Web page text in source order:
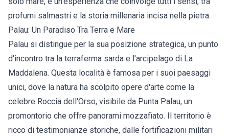
profumi salmastri e la storia millenaria incisa nella pietra.
Palau: Un Paradiso Tra Terra e Mare
Palau si distingue per la sua posizione strategica, un punto
d'incontro tra la terraferma sarda e l'arcipelago di La
Maddalena. Questa località è famosa per i suoi paesaggi
unici, dove la natura ha scolpito opere d'arte come la
celebre Roccia dell'Orso, visibile da Punta Palau, un
promontorio che offre panorami mozzafiato. Il territorio è
ricco di testimonianze storiche, dalle fortificazioni militari